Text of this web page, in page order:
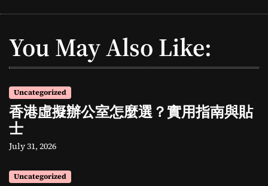
You May Also Like:
Uncategorized
香港虛擬辦公室怎麼選？實用指南與貼
士
July 31, 2026
Uncategorized